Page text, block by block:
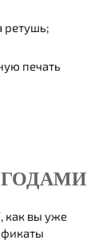
ретушь;
печать
вы уже